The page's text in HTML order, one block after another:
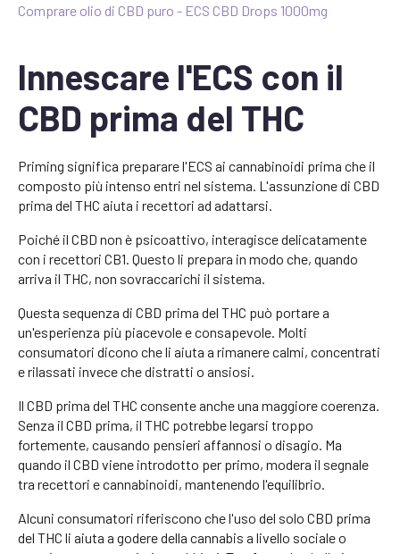
Comprare olio di CBD puro - ECS CBD Drops 1000mg
Innescare l'ECS con il
CBD prima del THC
Priming significa preparare l'ECS ai cannabinoidi prima che il
composto più intenso entri nel sistema. L'assunzione di CBD
prima del THC aiuta i recettori ad adattarsi.
Poiché il CBD non è psicoattivo, interagisce delicatamente
con i recettori CB1. Questo li prepara in modo che, quando
arriva il THC, non sovraccarichi il sistema.
Questa sequenza di CBD prima del THC può portare a
un'esperienza più piacevole e consapevole. Molti
consumatori dicono che li aiuta a rimanere calmi, concentrati
e rilassati invece che distratti o ansiosi.
Il CBD prima del THC consente anche una maggiore coerenza.
Senza il CBD prima, il THC potrebbe legarsi troppo
fortemente, causando pensieri affannosi o disagio. Ma
quando il CBD viene introdotto per primo, modera il segnale
tra recettori e cannabinoidi, mantenendo l'equilibrio.
Alcuni consumatori riferiscono che l'uso del solo CBD prima
del THC li aiuta a godere della cannabis a livello sociale o